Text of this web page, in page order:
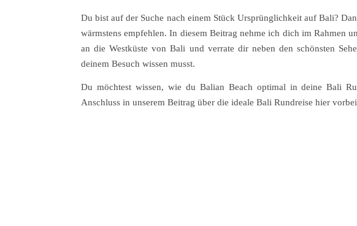
Du bist auf der Suche nach einem Stück Ursprünglichkeit auf Bali?
wärmstens empfehlen. In diesem Beitrag nehme ich dich im Rahmen
an die Westküste von Bali und verrate dir neben den schönsten
deinem Besuch wissen musst.
Du möchtest wissen, wie du Balian Beach optimal in deine Bali
Anschluss in unserem Beitrag über die ideale Bali Rundreise hier